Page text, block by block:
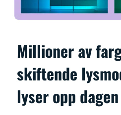
Millioner av
skiftende
lyser opp